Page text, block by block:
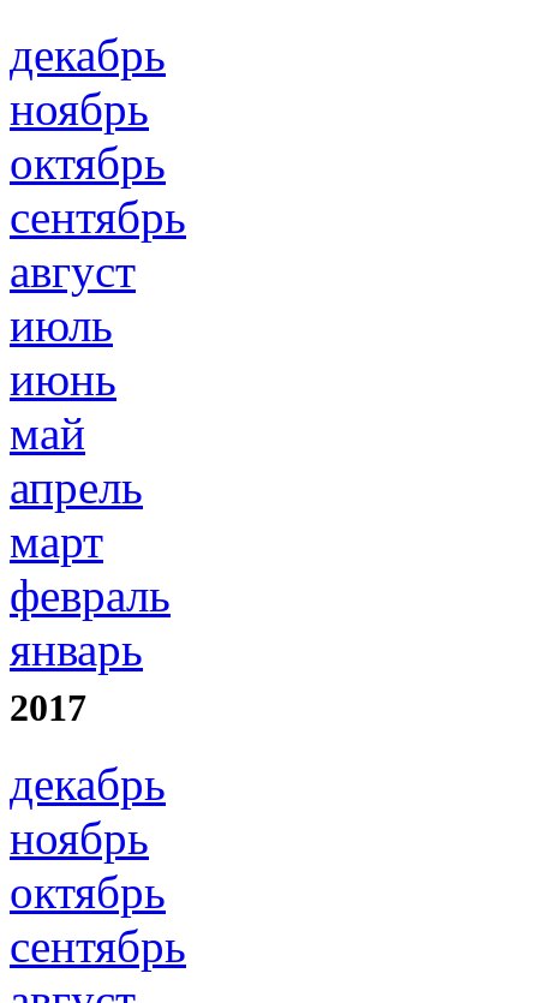
декабрь
ноябрь
октябрь
сентябрь
август
июль
июнь
май
апрель
март
февраль
январь
2017
декабрь
ноябрь
октябрь
сентябрь